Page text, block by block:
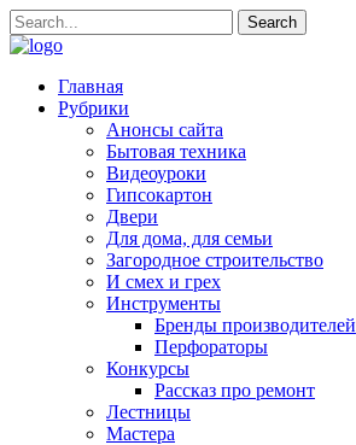
Главная
Рубрики
Анонсы сайта
Бытовая техника
Видеоуроки
Гипсокартон
Двери
Для дома, для семьи
Загородное строительство
И смех и грех
Инструменты
Бренды производителей
Перфораторы
Конкурсы
Рассказ про ремонт
Лестницы
Мастера